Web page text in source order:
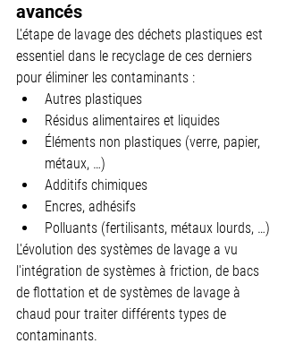
avancés
L'étape de lavage des déchets plastiques est
essentiel dans le recyclage de ces derniers
pour éliminer les contaminants :
Autres plastiques
Résidus alimentaires et liquides
Éléments non plastiques (verre, papier,
métaux, …)
Additifs chimiques
Encres, adhésifs
Polluants (fertilisants, métaux lourds, …)
L'évolution des systèmes de lavage a vu
l'intégration de systèmes à friction, de bacs
de flottation et de systèmes de lavage à
chaud pour traiter différents types de
contaminants.